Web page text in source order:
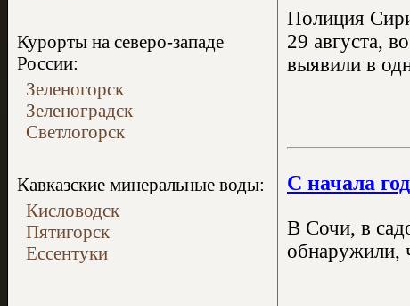
Курорты на северо-западе
России:
Зеленогорск
Зеленоградск
Светлогорск
Кавказские минеральные воды:
Кисловодск
Пятигорск
Ессентуки
Полиция
29 августа,
выявили в
С начала
В Сочи, в
обнаружили,